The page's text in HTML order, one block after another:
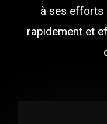
à ses efforts
rapidement et